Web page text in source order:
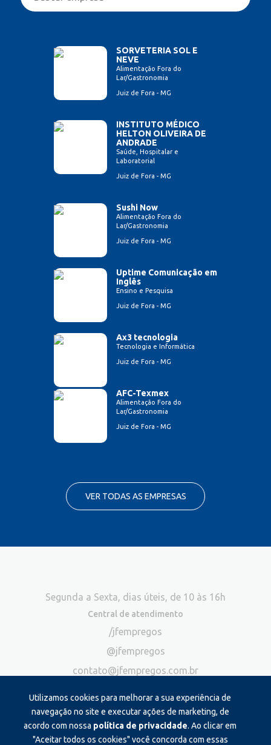
SORVETERIA SOL E
NEVE
Alimentação Fora do
Lar/Gastronomia
Juiz de Fora - MG
INSTITUTO MÉDICO
HELTON OLIVEIRA DE
ANDRADE
Saúde, Hospitalar e
Laboratorial
Juiz de Fora - MG
Sushi Now
Alimentação Fora do
Lar/Gastronomia
Juiz de Fora - MG
Uptime Comunicação em
Inglês
Ensino e Pesquisa
Juiz de Fora - MG
Ax3 tecnologia
Tecnologia e Informática
Juiz de Fora - MG
AFC-Texmex
Alimentação Fora do
Lar/Gastronomia
Juiz de Fora - MG
VER TODAS AS EMPRESAS
Utilizamos cookies para melhorar a sua experiência de
navegação no site e executar ações de marketing, de
acordo com nossa política de privacidade. Ao clicar em
"Aceitar todos os cookies" você concorda com essas
Segunda a Sexta, dias úteis, de 10 às 16h
Central de atendimento
/jfempregos
@jfempregos
contato@jfempregos.com.br
Publicidade
*Exclusivo para atendimento via chat. Não atendemos ligações neste
canal